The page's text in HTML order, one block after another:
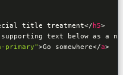
title treatment</h5>
supporting text below as a
primary">Go somewhere</a>